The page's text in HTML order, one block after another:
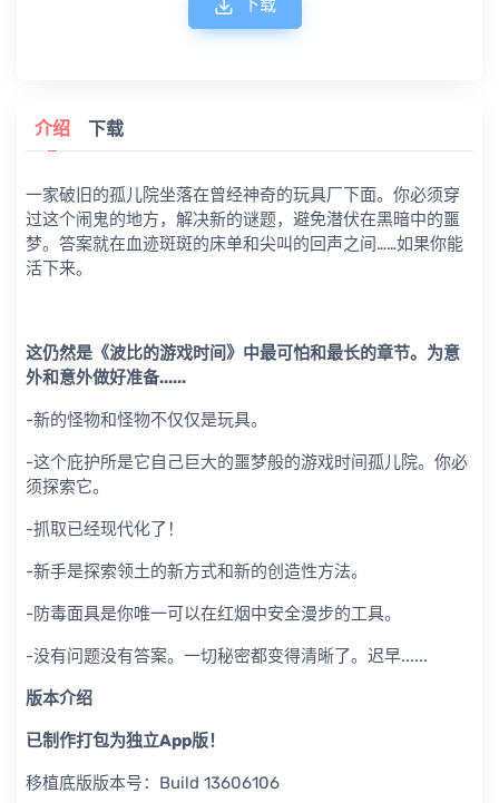
下载
介绍 下载
一家破旧的孤儿院坐落在曾经神奇的玩具厂下面。你必须穿
过这个闹鬼的地方，解决新的谜题，避免潜伏在黑暗中的噩
梦。答案就在血迹斑斑的床单和尖叫的回声之间……如果你能
活下来。
这仍然是《波比的游戏时间》中最可怕和最长的章节。为意
外和意外做好准备......
-新的怪物和怪物不仅仅是玩具。
-这个庇护所是它自己巨大的噩梦般的游戏时间孤儿院。你必
须探索它。
-抓取已经现代化了！
-新手是探索领土的新方式和新的创造性方法。
-防毒面具是你唯一可以在红烟中安全漫步的工具。
-没有问题没有答案。一切秘密都变得清晰了。迟早......
版本介绍
已制作打包为独立App版！
移植底版版本号：Build 13606106